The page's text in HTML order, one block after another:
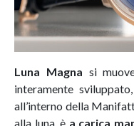
Luna Magna si
interamente
all’interno della
alla luna, è a carica